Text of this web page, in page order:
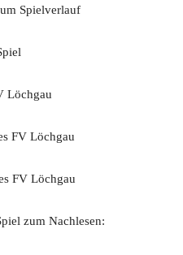
Spielverlauf
Löchgau
FV Löchgau
FV Löchgau
zum Nachlesen: